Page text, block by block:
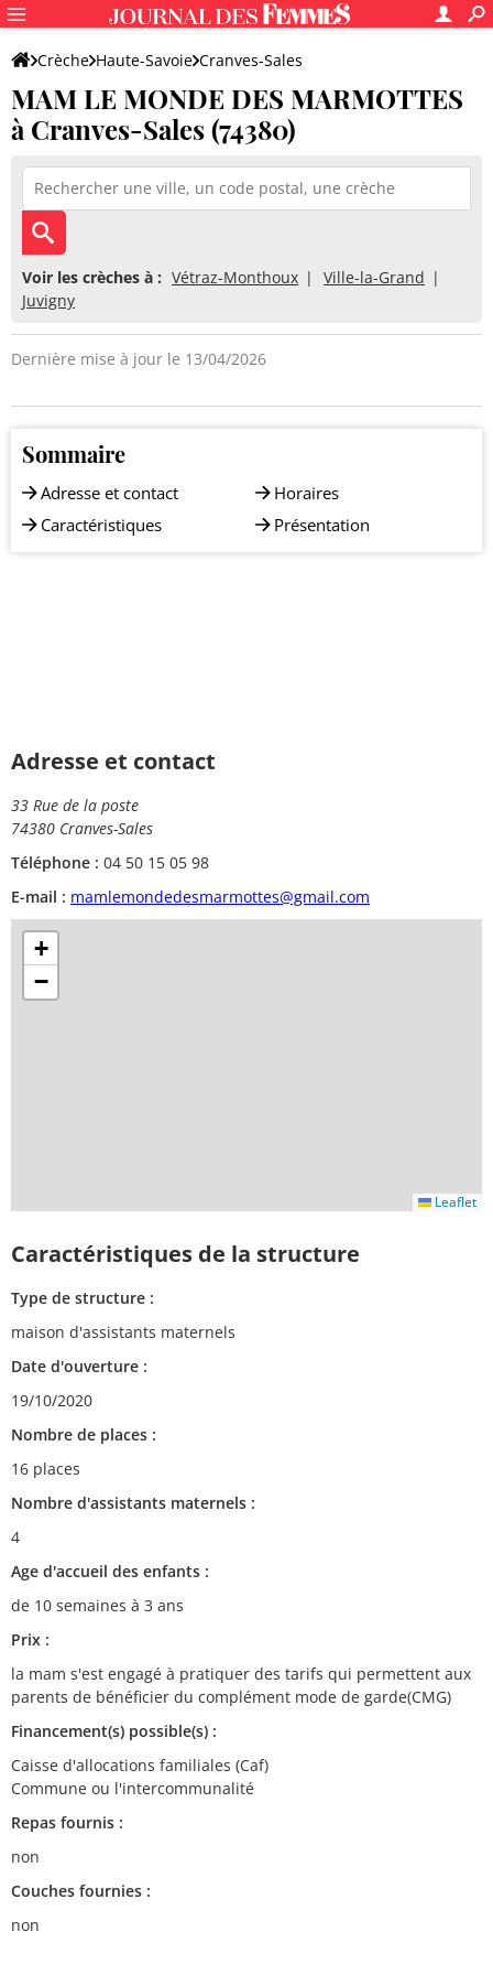
Crèche Haute-Savoie Cranves-Sales
MAM LE MONDE DES MARMOTTES
MAM LE MONDE DES MARMOTTES
à Cranves-Sales (74380)
Voir les crèches à : Vétraz-Monthoux
Ville-la-Grand
Juvigny
Dernière mise à jour le 13/04/2026
Sommaire
Adresse et contact
Caractéristiques
Horaires
Présentation
Adresse et contact
33 Rue de la poste
74380 Cranves-Sales
Téléphone : 04 50 15 05 98
E-mail : mamlemondedesmarmottes@gmail.com
+
−
Leaflet
Caractéristiques de la structure
Type de structure :
maison d'assistants maternels
Date d'ouverture :
19/10/2020
Nombre de places :
16 places
Nombre d'assistants maternels :
4
Age d'accueil des enfants :
de 10 semaines à 3 ans
Prix :
la mam s'est engagé à pratiquer des tarifs qui permettent aux
parents de bénéficier du complément mode de garde(CMG)
Financement(s) possible(s) :
Caisse d'allocations familiales (Caf)
Commune ou l'intercommunalité
Repas fournis :
non
Couches fournies :
non